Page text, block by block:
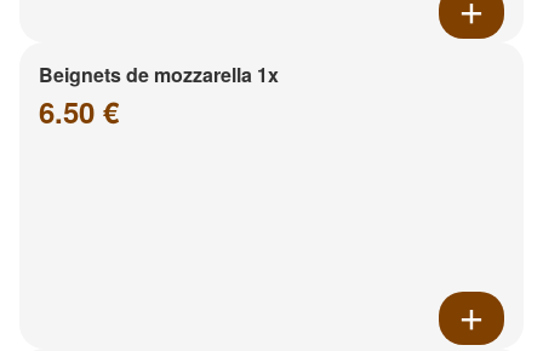
Beignets de mozzarella 1x
6.50 €